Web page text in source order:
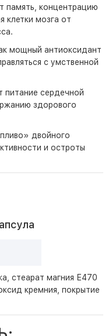
память, концентрацию
клетки мозга от
мощный антиоксидант
с умственной
питание сердечной
здорового
двойного
и остроты
стеарат магния Е470
кремния, покрытие